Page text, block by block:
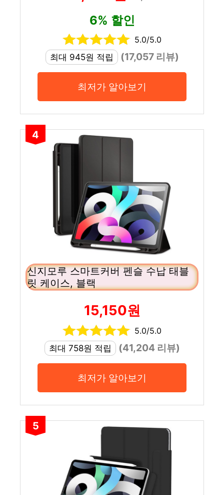
6% 할인
5.0/5.0
최대 945원 적립
(17,057 리뷰)
최저가 알아보기
4
신지모루 스마트커버 펜슬 수납 태블
릿 케이스, 블랙
15,150원
5.0/5.0
최대 758원 적립
(41,204 리뷰)
최저가 알아보기
5